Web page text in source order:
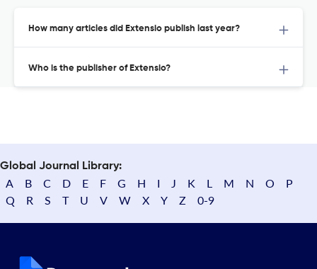
How many articles did Extensio publish last year?
Who is the publisher of Extensio?
Global Journal Library:
A B C D E F G H I J K L M N O
P
Q
R S T U V W X Y Z 0-9